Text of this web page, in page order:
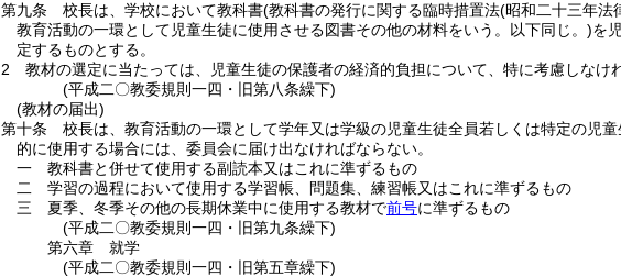
第九条
校長は、学校において教科書(教科書の発行に関する臨時措置法(昭和二十三年法
教育活動の一環として児童生徒に使用させる図書その他の材料をいう。以下同じ。)を
定するものとする。
2
教材の選定に当たっては、児童生徒の保護者の経済的負担について、特に考慮しなけ
(平成二〇教委規則一四・旧第八条繰下)
(教材の届出)
第十条
校長は、教育活動の一環として学年又は学級の児童生徒全員若しくは特定の児童
的に使用する場合には、委員会に届け出なければならない。
一
教科書と併せて使用する副読本又はこれに準ずるもの
二
学習の過程において使用する学習帳、問題集、練習帳又はこれに準ずるもの
三
夏季、冬季その他の長期休業中に使用する教材で前号に準ずるもの
(平成二〇教委規則一四・旧第九条繰下)
第六章
就学
(平成二〇教委規則一四・旧第五章繰下)